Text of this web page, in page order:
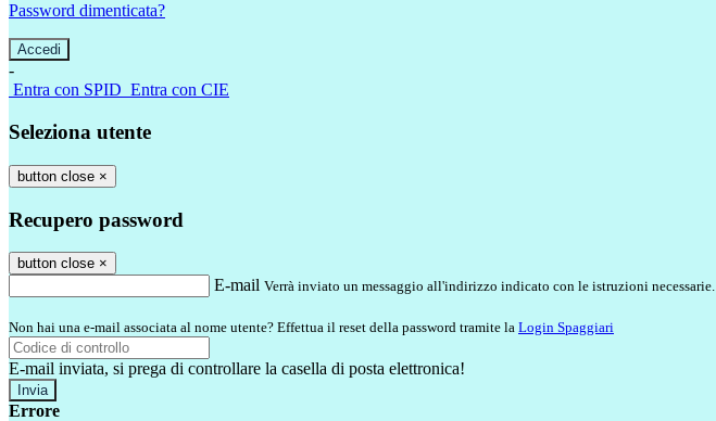
Password dimenticata?
-
Entra con SPID Entra con CIE
Seleziona utente
button close ×
Recupero password
button close ×
E-mail Verrà inviato un messaggio all'indirizzo indicato con le istruzioni necessarie.
Non hai una e-mail associata al nome utente? Effettua il reset della password tramite la Login Spaggiari
E-mail inviata, si prega di controllare la casella di posta elettronica!
Errore